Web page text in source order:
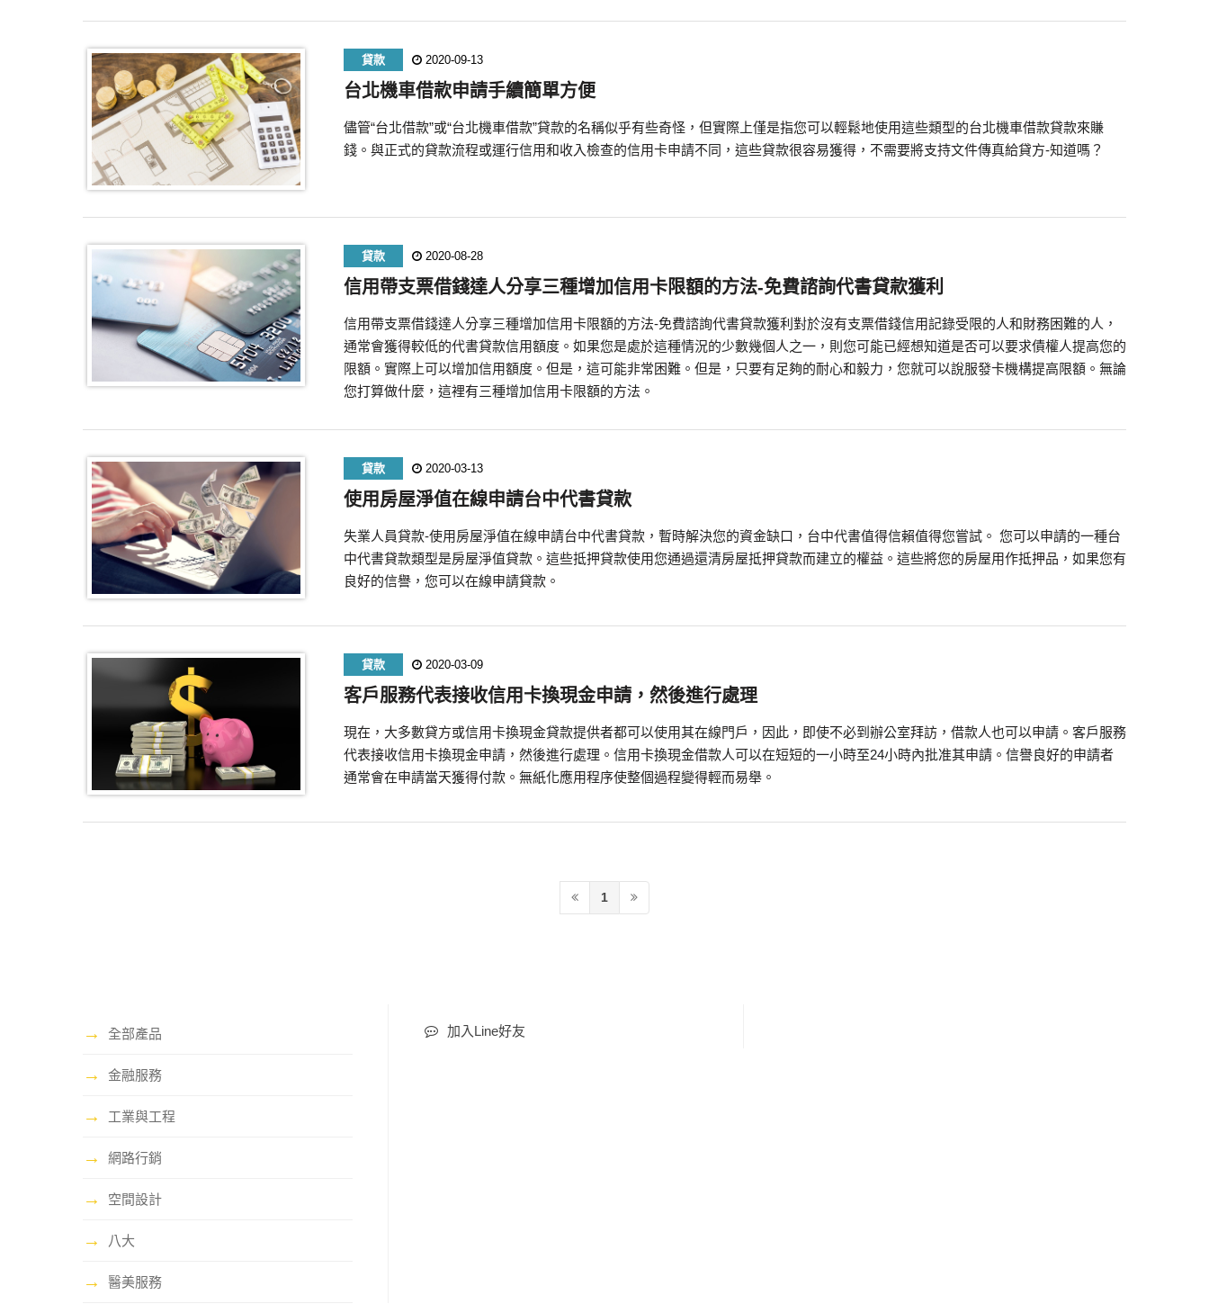
貸款 2020-09-13
台北機車借款申請手續簡單方便
儘管“台北借款”或“台北機車借款”貸款的名稱似乎有些奇怪，但實際上僅是指您可以輕鬆地使用這些類型的台北機車借款貸款來賺
錢。與正式的貸款流程或運行信用和收入檢查的信用卡申請不同，這些貸款很容易獲得，不需要將支持文件傳真給貸方-知道嗎？
貸款 2020-08-28
信用帶支票借錢達人分享三種增加信用卡限額的方法-免費諮詢代書貸款獲利
信用帶支票借錢達人分享三種增加信用卡限額的方法-免費諮詢代書貸款獲利對於沒有支票借錢信用記錄受限的人和財務困難的人，
通常會獲得較低的代書貸款信用額度。如果您是處於這種情況的少數幾個人之一，則您可能已經想知道是否可以要求債權人提高您的
限額。實際上可以增加信用額度。但是，這可能非常困難。但是，只要有足夠的耐心和毅力，您就可以說服發卡機構提高限額。無論
您打算做什麼，這裡有三種增加信用卡限額的方法。
貸款 2020-03-13
使用房屋淨值在線申請台中代書貸款
失業人員貸款-使用房屋淨值在線申請台中代書貸款，暫時解決您的資金缺口，台中代書值得信賴值得您嘗試。 您可以申請的一種台
中代書貸款類型是房屋淨值貸款。這些抵押貸款使用您通過還清房屋抵押貸款而建立的權益。這些將您的房屋用作抵押品，如果您有
良好的信譽，您可以在線申請貸款。
貸款 2020-03-09
客戶服務代表接收信用卡換現金申請，然後進行處理
現在，大多數貸方或信用卡換現金貸款提供者都可以使用其在線門戶，因此，即使不必到辦公室拜訪，借款人也可以申請。客戶服務
代表接收信用卡換現金申請，然後進行處理。信用卡換現金借款人可以在短短的一小時至24小時內批准其申請。信譽良好的申請者
通常會在申請當天獲得付款。無紙化應用程序使整個過程變得輕而易舉。
1
→ 全部產品
→ 金融服務
→ 工業與工程
→ 網路行銷
→ 空間設計
→ 八大
→ 醫美服務
加入Line好友